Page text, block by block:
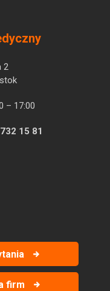
2
– 17:00
15 81
firm